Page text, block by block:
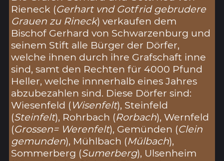
Rieneck (Gerhart vnd Gotfrid gebrudere
Grauen zu Rineck) verkaufen dem
Bischof Gerhard von Schwarzenburg und
seinem Stift alle Bürger der Dörfer,
welche ihnen durch ihre Grafschaft inne
sind, samt den Rechten für 4000 Pfund
Heller, welche innnerhalb eines Jahres
abzubezahlen sind. Diese Dörfer sind:
Wiesenfeld (Wisenfelt), Steinfeld
(Steinfelt), Rohrbach (Rorbach), Wernfeld
(Grossen= Werenfelt), Gemünden (Clein
gemunden), Mühlbach (Mülbach),
Sommerberg (Sumerberg), Ulsenheim